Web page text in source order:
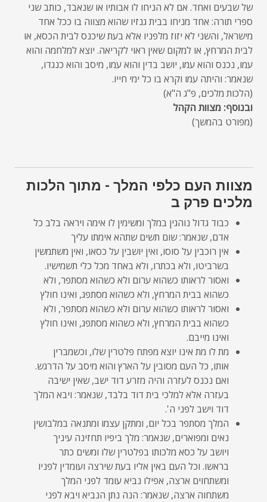
של שבעים ואחד. אם לא הניחו לו אבותיו או שנאבד, כותב שני
ספרי תורה: אחד מניחו בבית גנזיו שהוא מצווה בו ככל אחד
מישראל, והשני לא יזוז מלפניו אלא בעת שיכנס לבית הכסא, או
לבית המרחץ, או למקום שאין ראוי לקריאה. יוצא למלחמה והוא
עמו, נכנס והוא עמו, יושב בדין והוא עמו, מיסב והוא כנגדו,
שנאמר: והיתה עמו וקרא בו כל ימי חייו.
(הלכות מלכים, פ"ג ה"א)
ובנוסף: מצוות הקהל
(מפורט בהמשך)
מצוות העם כלפי המלך - מתוך הלכות
מלכים פרק ב
כבוד גדול נוהגין במלך ומשימין לו אימה ויראה בלב כל
אדם, שנאמר: שום תשים שתהא אימתו עליך
אין רוכבין על סוסו, ואין יושבין על כסאו, ואין משתמשין
בשרביטו, ולא בכתרו, ולא באחד מכל כלי תשמישיו.
ואסור לראותו כשהוא ערום ולא כשהוא מסתפר, ולא
כשהוא בבית המרחץ, ולא כשהוא מסתפג, ואינו חולץ
ואסור לראותו כשהוא ערום ולא כשהוא מסתפר, ולא
כשהוא בבית המרחץ, ולא כשהוא מסתפג, ואינו חולץ
ואינו מייבם.
מת לו מת אינו יוצא מפתח פלטרין שלו, וכשמברין
אותו, כל העם מסובין על הארץ והוא מיסב על הדרגש.
ואם נכנס לעזרה והיה מזרע דוד ישב, שאין ישיבה
בעזרה אלא למלכי בית דוד בלבד, שנאמר: ויבא המלך
דוד וישב לפני ה'.
המלך מסתפר בכל יום, ומתקן עצמו ומתנאה במלבושין
נאים ומפוארים, שנאמר: מלך ביפיו תחזינה עיניך
ויושב על כסא מלכותו בפלטרין שלו ומשים כתר
בראשו. וכל העם באין אליו בעת שירצה ועומדין לפניו
ומשתחוים ארצה, אפילו נביא עומד לפני המלך
משתחוה ארצה, שנאמר: הנה נתן הנביא ויבא לפני